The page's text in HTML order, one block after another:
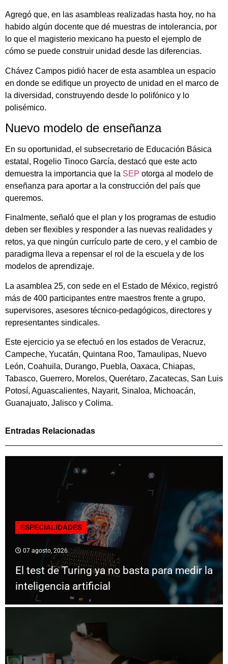
Agregó que, en las asambleas realizadas hasta hoy, no ha
habido algún docente que dé muestras de intolerancia, por
lo que el magisterio mexicano ha puesto el ejemplo de
cómo se puede construir unidad desde las diferencias.
Chávez Campos pidió hacer de esta asamblea un espacio
en donde se edifique un proyecto de unidad en el marco de
la diversidad, construyendo desde lo polifónico y lo
polisémico.
Nuevo modelo de enseñanza
En su oportunidad, el subsecretario de Educación Básica
estatal, Rogelio Tinoco García, destacó que este acto
demuestra la importancia que la SEP otorga al modelo de
enseñanza para aportar a la construcción del país que
queremos.
Finalmente, señaló que el plan y los programas de estudio
deben ser flexibles y responder a las nuevas realidades y
retos, ya que ningún currículo parte de cero, y el cambio de
paradigma lleva a repensar el rol de la escuela y de los
modelos de aprendizaje.
La asamblea 25, con sede en el Estado de México, registró
más de 400 participantes entre maestros frente a grupo,
supervisores, asesores técnico-pedagógicos, directores y
representantes sindicales.
Este ejercicio ya se efectuó en los estados de Veracruz,
Campeche, Yucatán, Quintana Roo, Tamaulipas, Nuevo
León, Coahuila, Durango, Puebla, Oaxaca, Chiapas,
Tabasco, Guerrero, Morelos, Querétaro, Zacatecas, San Luis
Potosí, Aguascalientes, Nayarit, Sinaloa, Michoacán,
Guanajuato, Jalisco y Colima.
Entradas Relacionadas
ESPECIALIDADES
07 agosto, 2026
El test de Turing ya no basta para medir la
inteligencia artificial